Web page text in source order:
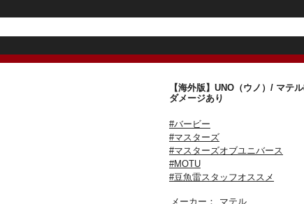
【海外版】UNO（ウノ）/ マ
ダメージあり
#バービー
#マスターズ
#マスターズオブユニバース
#MOTU
#豆魚雷スタッフオススメ
メーカー：
マテル